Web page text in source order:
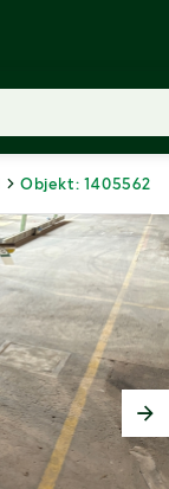
Objekt: 1405562